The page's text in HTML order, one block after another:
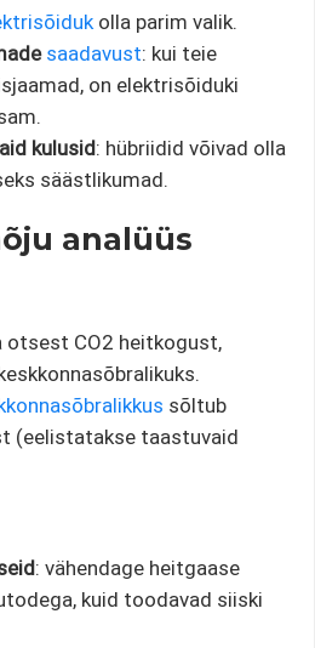
olla parim valik.
saadavust: kui teie
on elektrisõiduki
kulusid: hübriidid võivad olla
säästlikumad.
analüüs
otsest CO2 heitkogust,
sõltub
(eelistatakse taastuvaid
: vähendage heitgaase
kuid toodavad siiski